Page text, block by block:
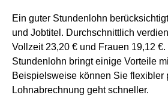
Ein guter Stundenlohn
und Jobtitel. Durchschnittlich
Vollzeit 23,20 € und Frauen 19,12
Stundenlohn bringt einige Vorteile
Beispielsweise können Sie flexibler
Lohnabrechnung geht schneller.